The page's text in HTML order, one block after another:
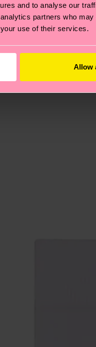
and to analyse our
partners who
use of their services.
Allow
Nachhaltigkeitsseite.
findest duhier .
von der
häufigsten gestellten